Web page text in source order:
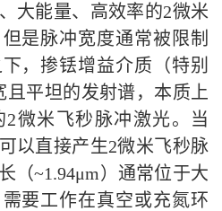
大能量、高效率的2微米
是脉冲宽度通常被限制
，掺铥增益介质（特别
且平坦的发射谱，本质上
微米飞秒脉冲激光。当
以直接产生2微米飞秒脉
（~1.94μm）通常位于大
要工作在真空或充氮环